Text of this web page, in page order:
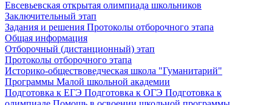
Евсевьевская открытая олимпиада школьников
Заключительный этап
Задания и решения Протоколы отборочного этапа
Общая информация
Отборочный (дистанционный) этап
Протоколы отборочного этапа
Историко-обществоведческая школа "Гуманитарий"
Программы Малой школьной академии
Подготовка к ЕГЭ Подготовка к ОГЭ Подготовка к